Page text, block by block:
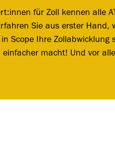
für Zoll kennen alle
Sie aus erster Hand,
Scope Ihre Zollabwicklung
einfacher macht! Und vor